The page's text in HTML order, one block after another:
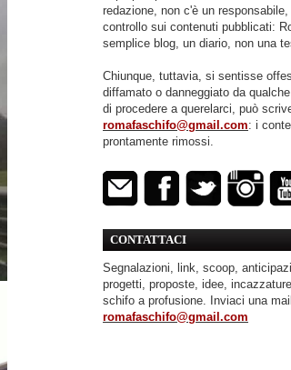
redazione, non c'è un
controllo sui contenuti pubblicati:
semplice blog, un diario, non una
Chiunque, tuttavia, si sentisse
diffamato o danneggiato da
di procedere a querelarci, può
romafaschifo@gmail.com: i
prontamente rimossi.
CONTATTACI
Segnalazioni, link, scoop,
progetti, proposte, idee,
schifo a profusione. Inviaci una
romafaschifo@gmail.com